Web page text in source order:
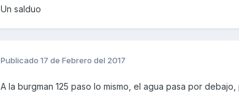
Un salduo
Publicado 17 de Febrero del 2017
A la burgman 125 paso lo mismo, el agua pasa por